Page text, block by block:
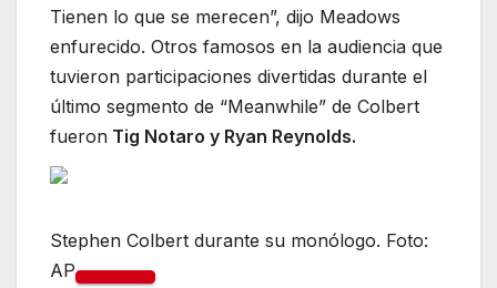
Tienen lo que se merecen”, dijo Meadows
enfurecido. Otros famosos en la audiencia que
tuvieron participaciones divertidas durante el
último segmento de “Meanwhile” de Colbert
fueron Tig Notaro y Ryan Reynolds.
Stephen Colbert durante su monólogo. Foto:
AP